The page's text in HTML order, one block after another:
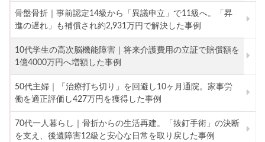
骨盤骨折｜事前認定14級から「異議申立」で11級へ。「昇
進の遅れ」も補償され約2,931万円で解決した事例
10代学生の高次脳機能障害｜将来介護費用の立証で賠償額を
1億4000万円へ増額した事例
50代主婦｜「治療打ち切り」を回避し10ヶ月通院。家事労
働を適正評価し427万円を獲得した事例
70代一人暮らし｜骨折からの生活再建。「抜釘手術」の決断
を支え、後遺障害12級と安心な日常を取り戻した事例